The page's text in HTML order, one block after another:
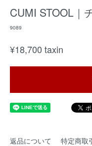
CUMI STOOL｜
9089
¥18,700 taxin
返品について 特定商取